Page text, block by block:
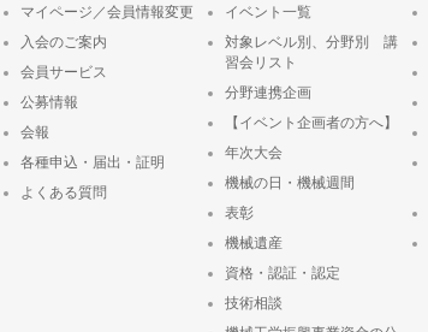
マイページ／会員情報変更
入会のご案内
会員サービス
公募情報
会報
各種申込・届出・証明
よくある質問
イベント一覧
対象レベル別、分野別 講
習会リスト
分野連携企画
【イベント企画者の方へ】
年次大会
機械の日・機械週間
表彰
機械遺産
資格・認証・認定
技術相談